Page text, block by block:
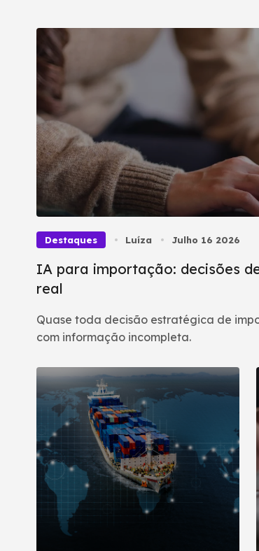
Destaques Luíza Julho 16 2026
IA para importação: decisões
real
Quase toda decisão estratégica de
com informação incompleta.